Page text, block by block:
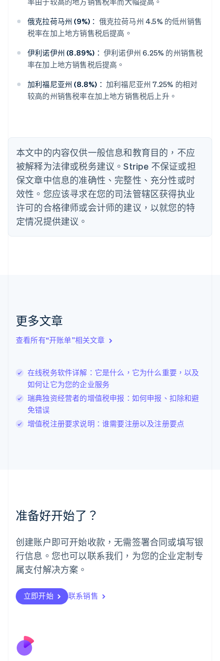
俄克拉荷马州 (9%)： 俄克拉荷马州 4.5% 的低州销售
税率在加上地方销售税后提高。
伊利诺伊州 (8.89%)： 伊利诺伊州 6.25% 的州销售税
率在加上地方销售税后提高。
加利福尼亚州 (8.8%)： 加利福尼亚州 7.25% 的相对
较高的州销售税率在加上地方销售税后上升。
本文中的内容仅供一般信息和教育目的，不应
被解释为法律或税务建议。Stripe 不保证或担
保文章中信息的准确性、完整性、充分性或时
效性。您应该寻求在您的司法管辖区获得执业
许可的合格律师或会计师的建议，以就您的特
定情况提供建议。
更多文章
查看所有“开账单”相关文章
在线税务软件详解：它是什么，它为什么重要，以及
如何让它为您的企业服务
瑞典独资经营者的增值税申报：如何申报、扣除和避
免错误
增值税注册要求说明：谁需要注册以及注册要点
准备好开始了？
创建账户即可开始收款，无需签署合同或填写银
行信息。您也可以联系我们，为您的企业定制专
属支付解决方案。
立即开始 联系销售
English
爱尔兰
English
爱沙尼亚
English
奥地利
澳大利亚
English
English
比利时
NederlandsFrançaisDeutschEnglish
波兰
English
丹麦
English
德国
DeutschEnglish
法国
FrançaisEnglish
English
克罗地亚
EnglishItaliano
立陶宛
English
列支敦士登
DeutschEnglish
卢森堡
Français
罗马尼亚
墨西哥
EspañolEnglish
English
葡萄牙
PortuguêsEnglish
日本
瑞典
Svenska English
瑞士
English
斯洛伐克